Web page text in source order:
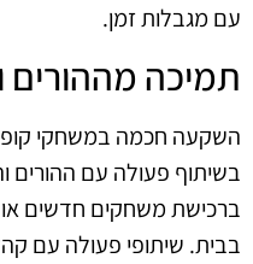
עם מגבלות זמן.
תמיכה מההורים
השקעה חכמה במשחקי
בשיתוף פעולה עם ההורים
ברכישת משחקים חדשים או
בבית. שיתופי פעולה עם